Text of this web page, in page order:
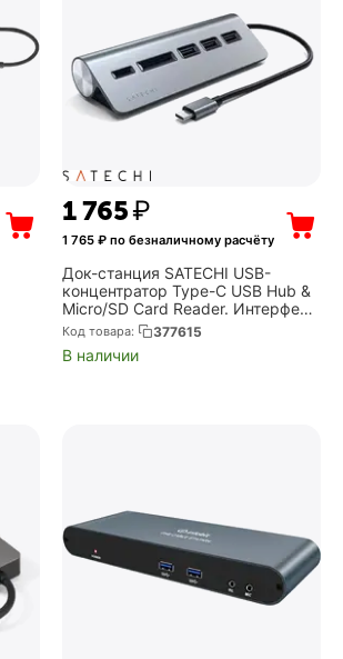
1 765₽
1 765₽ по безналичному расчёту
Док-станция SATECHI USB-
концентратор Type-C USB Hub &
Micro/SD Card Reader. Интерфейс
USB-C. 3 порта USB 3.0 , слоты
для карты памяти. Цвет серый
космос. Typ...
Код товара: 377615
В наличии